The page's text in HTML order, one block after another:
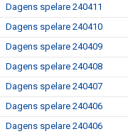
Dagens spelare 240411
Dagens spelare 240410
Dagens spelare 240409
Dagens spelare 240408
Dagens spelare 240407
Dagens spelare 240406
Dagens spelare 240406